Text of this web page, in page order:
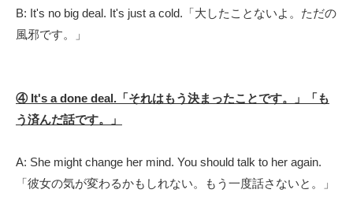
B: It's no big deal. It's just a cold.「大したことないよ。ただの
風邪です。」
④ It's a done deal.「それはもう決まったことです。」「も
う済んだ話です。」
A: She might change her mind. You should talk to her again.
「彼女の気が変わるかもしれない。もう一度話さないと。」